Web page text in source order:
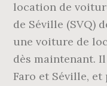
location de
de Séville (SVQ)
une voiture de
dès maintenant.
Faro et Séville,